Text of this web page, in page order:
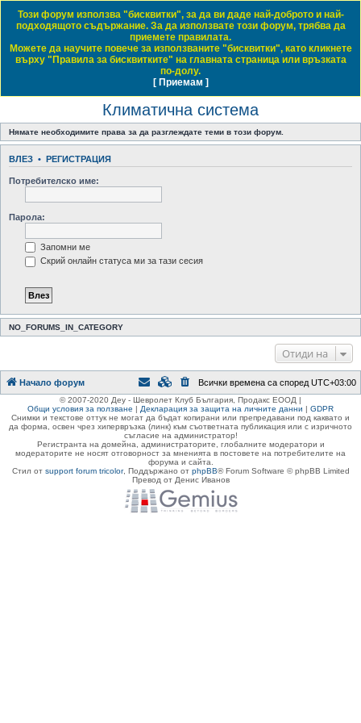
Daewoo & Chevrolet Club Bulgaria
ЧЗВ Правила на форума Влез
Регистрация
Начало форум Общи технически дискусии
с
е
Виж активните теми
Климатична система
Нямате необходимите права за да разглеждате теми в този форум.
ВЛЕЗ • РЕГИСТРАЦИЯ
Потребителско име:
Парола:
Запомни ме
Скрий онлайн статуса ми за тази сесия
NO_FORUMS_IN_CATEGORY
Отиди на
Този форум използва "бисквитки", за да ви даде най-доброто и най-
подходящото съдържание. За да използвате този форум, трябва да
приемете правилата.
Можете да научите повече за използваните "бисквитки", като кликнете
върху "Правила за бисквитките" на главната страница или връзката
по-долу.
[ Приемам ]
Начало форум Всички времена са според UTC+03:00
© 2007-2020 Деу - Шевролет Клуб България, Продакс ЕООД |
Общи условия за ползване | Декларация за защита на личните данни | GDPR
Снимки и текстове оттук не могат да бъдат копирани или препредавани под каквато и
да форма, освен чрез хипервръзка (линк) към съответната публикация или с изричното
съгласие на администратор!
Регистранта на домейна, администраторите, глобалните модератори и
модераторите не носят отговорност за мненията в постовете на потребителите на
форума и сайта.
Стил от support forum tricolor, Поддържано от phpBB® Forum Software © phpBB Limited
Превод от Денис Иванов